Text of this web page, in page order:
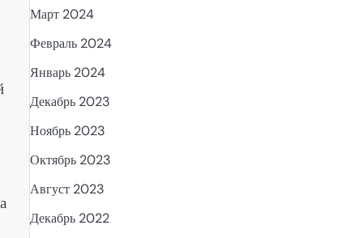
Март 2024
Февраль 2024
Январь 2024
Декабрь 2023
Ноябрь 2023
Октябрь 2023
Август 2023
Декабрь 2022